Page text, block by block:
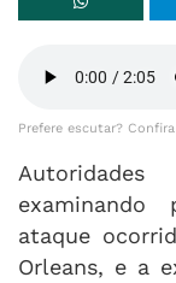
Prefere escutar?
examinando
ataque
Orleans, e a